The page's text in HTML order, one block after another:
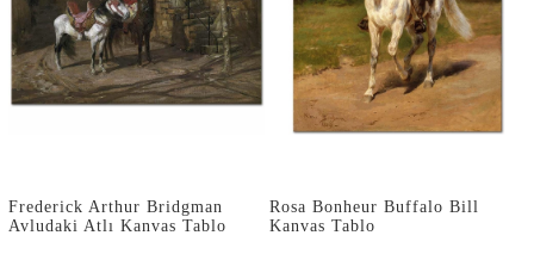
Frederick Arthur Bridgman
Avludaki Atlı Kanvas Tablo
Rosa Bonheur Buffalo Bill
Kanvas Tablo